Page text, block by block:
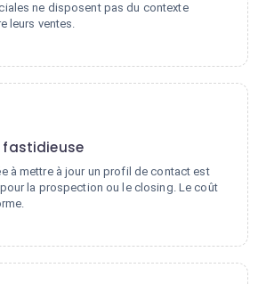
ne disposent pas du contexte
leurs ventes.
fastidieuse
à mettre à jour un profil de contact est
la prospection ou le closing. Le coût